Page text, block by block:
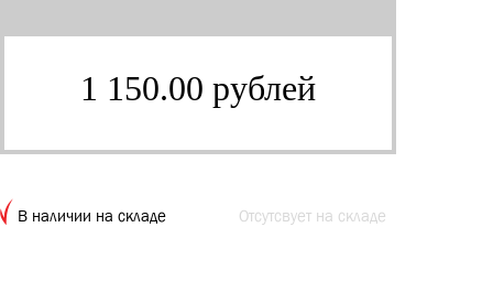
1 150.00 рублей
В наличии на складе Отсутсвует на складе